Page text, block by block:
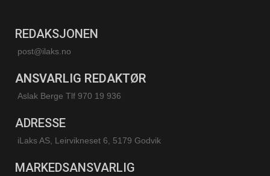
REDAKSJONEN
post@ilaks.no
ANSVARLIG REDAKTØR
Aslak Berge Tlf 970 19 936
ADRESSE
iLaks AS, Leirvikneset 6, 5179 Godvik
MARKEDSANSVARLIG